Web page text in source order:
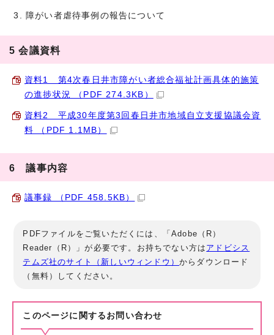
障がい者虐待事例の報告について
5 会議資料
資料1 第4次春日井市障がい者総合福祉計画具体的施策
の進捗状況 （PDF 274.3KB）
資料2 平成30年度第3回春日井市地域自立支援協議会資
料 （PDF 1.1MB）
6 議事内容
議事録 （PDF 458.5KB）
PDFファイルをご覧いただくには、「Adobe（R）
Reader（R）」が必要です。お持ちでない方は アドビシス
テムズ社のサイト（新しいウィンドウ）からダウンロード
（無料）してください。
このページに関する お問い合わせ